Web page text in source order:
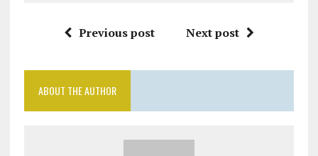
Previous post Next post
ABOUT THE AUTHOR